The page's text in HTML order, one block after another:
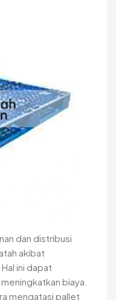
dan distribusi
akibat
ini dapat
biaya.
mengatasi pallet